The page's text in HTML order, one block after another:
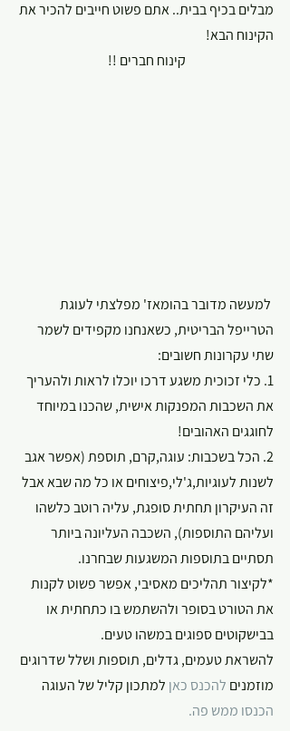
מבלים בכיף בבית.. אתם פשוט חייבים להכיר את
הקינוח הבא!
קינוח חברים !!
למעשה מדובר בהומאז' מפלצתי לעוגת
הטרייפל הבריטית, כשאנחנו מקפידים לשמר
שתי עקרונות חשובים:
1. כלי זכוכית משגע דרכו יוכלו לראות ולהעריך
את השכבות המפנקות אישית, שהכנו במיוחד
לחוגגים האהובים!
2. הכל בשכבות: עוגה,קרם, תוספת (אפשר אגב
לשנות לעוגיות,ג'לי,פיצוחים או כל מה שבא אבל
זה העיקרון תחתית סופגת, עליה רוטב כלשהו
ועליהם התוספות), השכבה העליונה ביותר
תסתיים בתוספות המשגעות שבחרנו.
*לקיצור תהליכים מאסיבי, אפשר פשוט לקנות
את הטורט בסופר ולהשתמש בו כתחתית או
בבישקוטים ספוגים במשהו טעים.
להשראת טעמים, גדלים, תוספות ושלל שדרוגים
מוזמנים להכנס כאן למתכון קליל של העוגה
הכנסו ממש פה.